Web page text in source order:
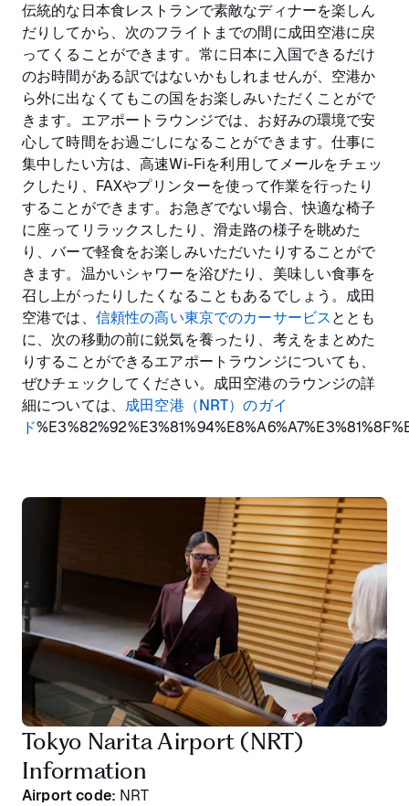
伝統的な日本食レストランで素敵なディナーを楽しん
だりしてから、次のフライトまでの間に成田空港に戻
ってくることができます。常に日本に入国できるだけ
のお時間がある訳ではないかもしれませんが、空港か
ら外に出なくてもこの国をお楽しみいただくことがで
きます。エアポートラウンジでは、お好みの環境で安
心して時間をお過ごしになることができます。仕事に
集中したい方は、高速Wi-Fiを利用してメールをチェッ
クしたり、FAXやプリンターを使って作業を行ったり
することができます。お急ぎでない場合、快適な椅子
に座ってリラックスしたり、滑走路の様子を眺めた
り、バーで軽食をお楽しみいただいたりすることがで
きます。温かいシャワーを浴びたり、美味しい食事を
召し上がったりしたくなることもあるでしょう。成田
空港では、 信頼性の高い東京でのカーサービスととも
に、次の移動の前に鋭気を養ったり、考えをまとめた
りすることができるエアポートラウンジについても、
ぜひチェックしてください。成田空港のラウンジの詳
細については、 成田空港（NRT）のガイ
ド
Tokyo Narita Airport (NRT)
Information
Airport code: NRT